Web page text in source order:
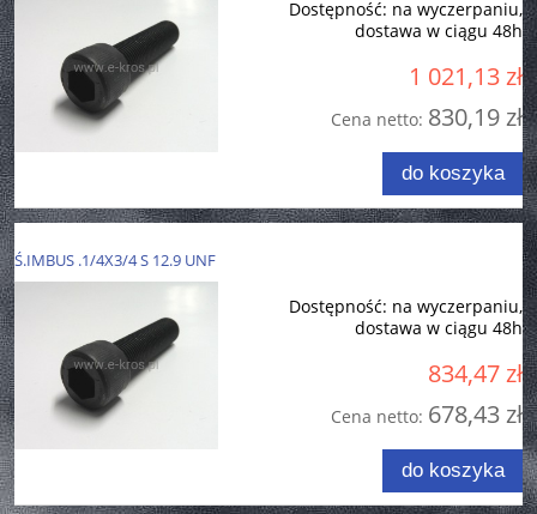
Dostępność: na wyczerpaniu,
dostawa w ciągu 48h
1 021,13 zł
Cena netto: 830,19 zł
do koszyka
Ś.IMBUS .1/4X3/4 S 12.9 UNF
Dostępność: na wyczerpaniu,
dostawa w ciągu 48h
834,47 zł
Cena netto: 678,43 zł
do koszyka